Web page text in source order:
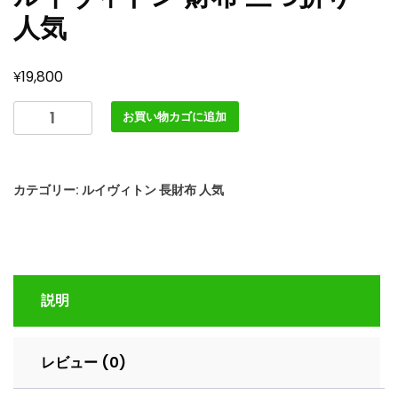
人気
¥19,800
LOUIS
VUITTON
折
ポ
ト
イ
お買い物カゴに追加
カテゴリー: ルイヴィトン 長財布 人気
説明
レビュー (0)